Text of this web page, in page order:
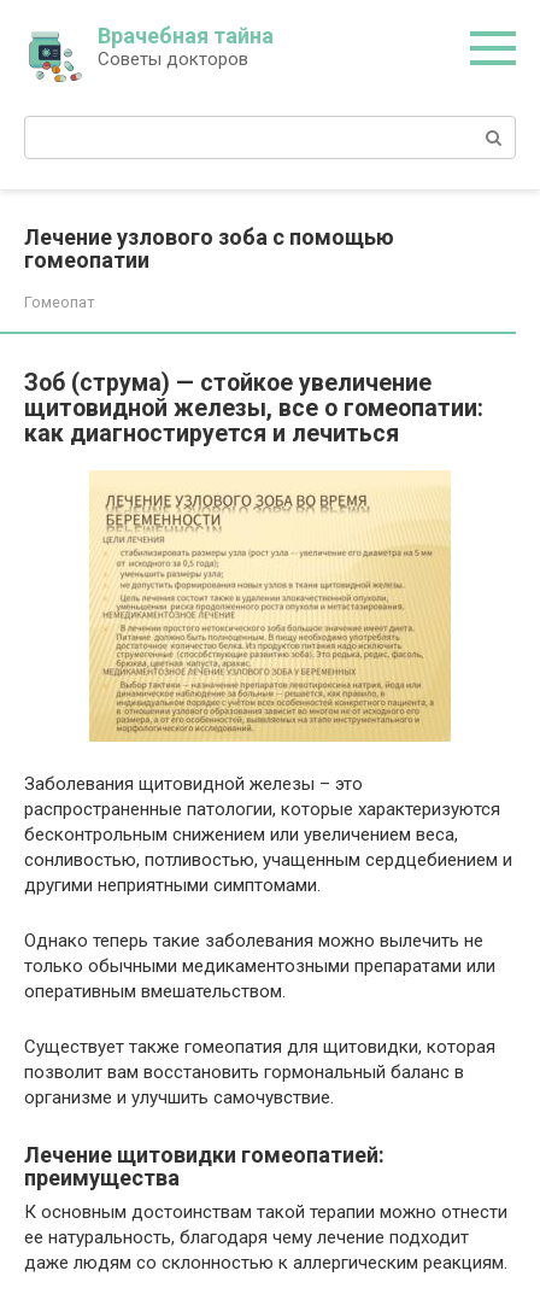
контенту
Врачебная тайна
Советы докторов
Поиск:
Лечение узлового зоба с помощью
гомеопатии
Гомеопат
Зоб (струма) — стойкое увеличение
щитовидной железы, все о гомеопатии:
как диагностируется и лечиться
Заболевания щитовидной железы – это
распространенные патологии, которые характеризуются
бесконтрольным снижением или увеличением веса,
сонливостью, потливостью, учащенным сердцебиением и
другими неприятными симптомами.
Однако теперь такие заболевания можно вылечить не
только обычными медикаментозными препаратами или
оперативным вмешательством.
Существует также гомеопатия для щитовидки, которая
позволит вам восстановить гормональный баланс в
организме и улучшить самочувствие.
Лечение щитовидки гомеопатией:
преимущества
К основным достоинствам такой терапии можно отнести
ее натуральность, благодаря чему лечение подходит
даже людям со склонностью к аллергическим реакциям.